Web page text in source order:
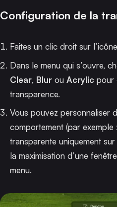
Configuration de la
Faites un clic droit sur
Dans le menu qui s’ouvre,
Clear, Blur ou Acrylic pour
transparence.
Vous pouvez personnaliser
comportement (par
transparente uniquement
la maximisation d’une
menu.